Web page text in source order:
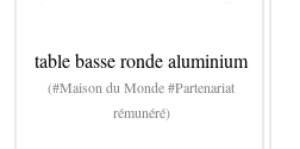
table basse ronde aluminium
(#Maison du Monde #Partenariat
rémunéré)